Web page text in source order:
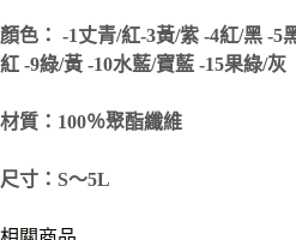
顏色： -1丈青/紅-3黃/紫 -4紅/黑 -5
紅 -9綠/黃 -10水藍/寶藍 -15果綠/灰
材質：100％聚酯纖維
尺寸：S～5L